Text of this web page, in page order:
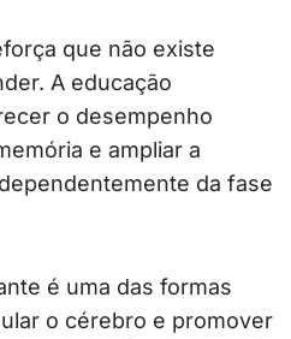
que não existe
A educação
o desempenho
e ampliar a
da fase
é uma das formas
o cérebro e promover